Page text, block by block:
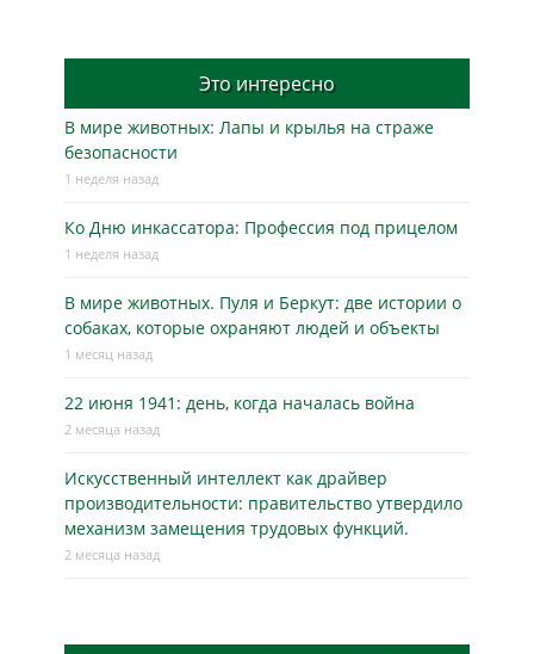
Это интересно
В мире животных: Лапы и крылья на страже
безопасности
1 неделя назад
Ко Дню инкассатора: Профессия под прицелом
1 неделя назад
В мире животных. Пуля и Беркут: две истории о
собаках, которые охраняют людей и объекты
1 месяц назад
22 июня 1941: день, когда началась война
2 месяца назад
Искусственный интеллект как драйвер
производительности: правительство утвердило
механизм замещения трудовых функций.
2 месяца назад